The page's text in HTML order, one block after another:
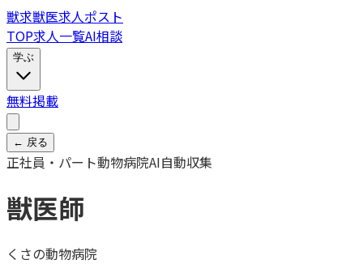
獣求獣医求人ポスト
TOP求人一覧AI相談
学ぶ
無料掲載
← 戻る
正社員・パート動物病院AI自動収集
獣医師
くさの動物病院